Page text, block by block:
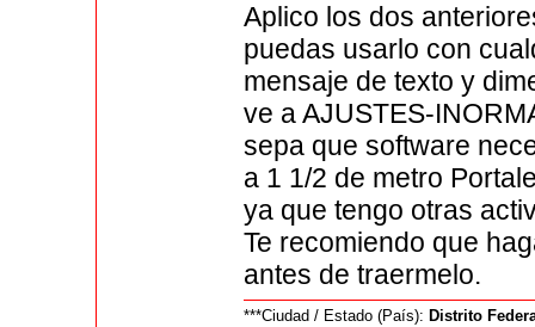
Aplico los dos
puedas usarlo con
mensaje de texto y
ve a AJUSTES-
sepa que software
a 1 1/2 de metro
ya que tengo otras
Te recomiendo que
antes de traermelo.
***Ciudad / Estado (País): Distrito